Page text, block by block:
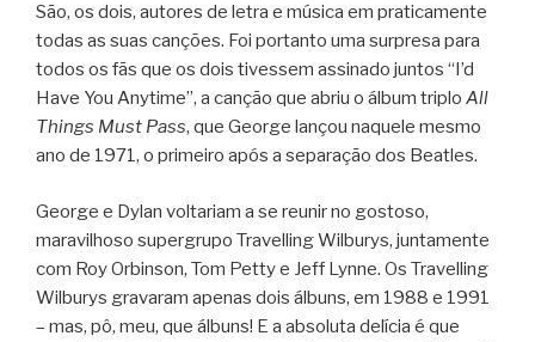
São, os dois, autores de letra e música em praticamente
todas as suas canções. Foi portanto uma surpresa para
todos os fãs que os dois tivessem assinado juntos “I’d
Have You Anytime”, a canção que abriu o álbum triplo All
Things Must Pass, que George lançou naquele mesmo
ano de 1971, o primeiro após a separação dos Beatles.
George e Dylan voltariam a se reunir no gostoso,
maravilhoso supergrupo Travelling Wilburys, juntamente
com Roy Orbinson, Tom Petty e Jeff Lynne. Os Travelling
Wilburys gravaram apenas dois álbuns, em 1988 e 1991
– mas, pô, meu, que álbuns! E a absoluta delícia é que